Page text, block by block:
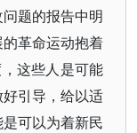
题的报告中明
革命运动抱着
这些人是可能
引导，给以适
可以为着新民